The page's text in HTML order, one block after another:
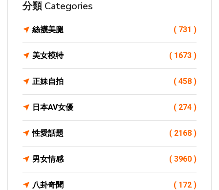
分類 Categories
絲襪美腿 ( 731 )
美女模特 ( 1673 )
正妹自拍 ( 458 )
日本AV女優 ( 274 )
性愛話題 ( 2168 )
男女情感 ( 3960 )
八卦奇聞 ( 172 )